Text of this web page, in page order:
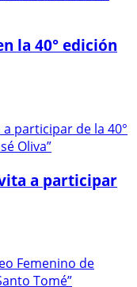
la 40° edición
a participar